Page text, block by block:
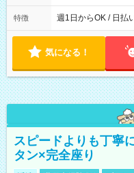
実働時間：1-5時間
能！ └平日・土曜日
18:00 などのよ
特徴 週1日からOK / 日払
気になる！
スピードよりも丁寧
タン×完全座り